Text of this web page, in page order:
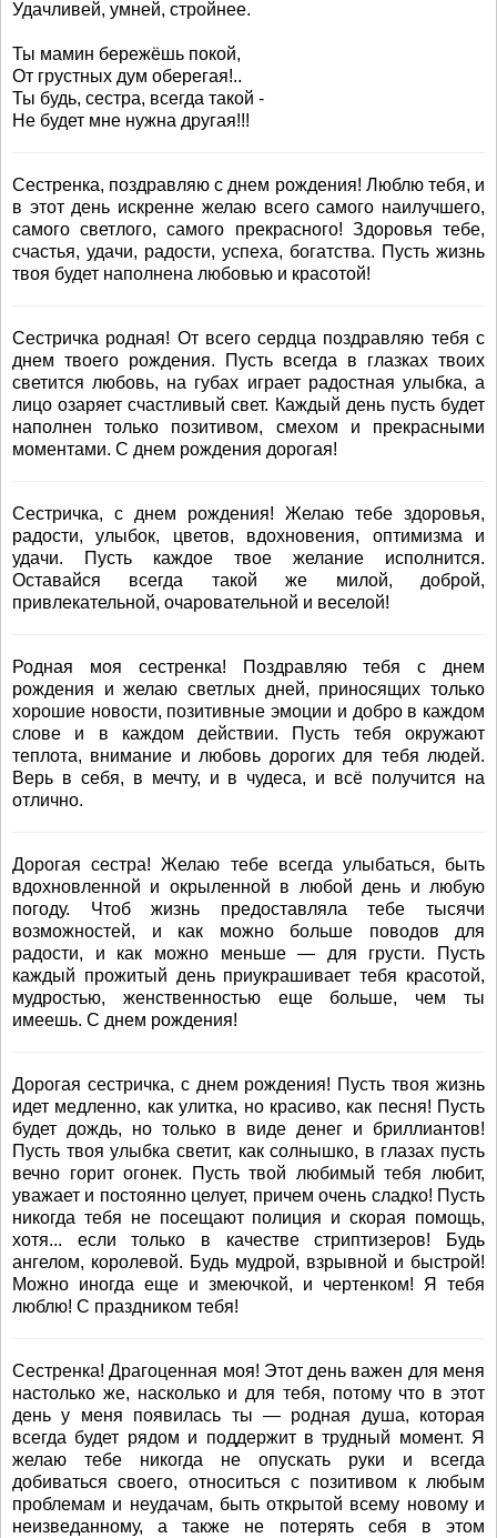
Удачливей, умней, стройнее.
Ты мамин бережёшь покой,
От грустных дум оберегая!..
Ты будь, сестра, всегда такой -
Не будет мне нужна другая!!!
Сестренка, поздравляю с днем рождения! Люблю тебя, и
в этот день искренне желаю всего самого наилучшего,
самого светлого, самого прекрасного! Здоровья тебе,
счастья, удачи, радости, успеха, богатства. Пусть жизнь
твоя будет наполнена любовью и красотой!
Сестричка родная! От всего сердца поздравляю тебя с
днем твоего рождения. Пусть всегда в глазках твоих
светится любовь, на губах играет радостная улыбка, а
лицо озаряет счастливый свет. Каждый день пусть будет
наполнен только позитивом, смехом и прекрасными
моментами. С днем рождения дорогая!
Сестричка, с днем рождения! Желаю тебе здоровья,
радости, улыбок, цветов, вдохновения, оптимизма и
удачи. Пусть каждое твое желание исполнится.
Оставайся всегда такой же милой, доброй,
привлекательной, очаровательной и веселой!
Родная моя сестренка! Поздравляю тебя с днем
рождения и желаю светлых дней, приносящих только
хорошие новости, позитивные эмоции и добро в каждом
слове и в каждом действии. Пусть тебя окружают
теплота, внимание и любовь дорогих для тебя людей.
Верь в себя, в мечту, и в чудеса, и всё получится на
отлично.
Дорогая сестра! Желаю тебе всегда улыбаться, быть
вдохновленной и окрыленной в любой день и любую
погоду. Чтоб жизнь предоставляла тебе тысячи
возможностей, и как можно больше поводов для
радости, и как можно меньше — для грусти. Пусть
каждый прожитый день приукрашивает тебя красотой,
мудростью, женственностью еще больше, чем ты
имеешь. С днем рождения!
Дорогая сестричка, с днем рождения! Пусть твоя жизнь
идет медленно, как улитка, но красиво, как песня! Пусть
будет дождь, но только в виде денег и бриллиантов!
Пусть твоя улыбка светит, как солнышко, в глазах пусть
вечно горит огонек. Пусть твой любимый тебя любит,
уважает и постоянно целует, причем очень сладко! Пусть
никогда тебя не посещают полиция и скорая помощь,
хотя... если только в качестве стриптизеров! Будь
ангелом, королевой. Будь мудрой, взрывной и быстрой!
Можно иногда еще и змеючкой, и чертенком! Я тебя
люблю! С праздником тебя!
Сестренка! Драгоценная моя! Этот день важен для меня
настолько же, насколько и для тебя, потому что в этот
день у меня появилась ты — родная душа, которая
всегда будет рядом и поддержит в трудный момент. Я
желаю тебе никогда не опускать руки и всегда
добиваться своего, относиться с позитивом к любым
проблемам и неудачам, быть открытой всему новому и
неизведанному, а также не потерять себя в этом